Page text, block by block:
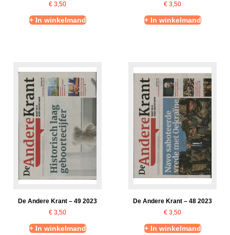
€ 3,50
+ In winkelmand
€ 3,50
+ In winkelmand
De Andere Krant – 49 2023
€ 3,50
+ In winkelmand
De Andere Krant – 48 2023
€ 3,50
+ In winkelmand